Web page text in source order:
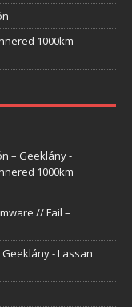
1000km
– Geeklány-
1000km
// Fail –
Geeklány-Lassan